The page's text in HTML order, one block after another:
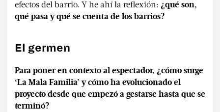
efectos del barrio. Y he ahí la reflexión: ¿qué son,
qué pasa y qué se cuenta de los barrios?
El germen
Para poner en contexto al espectador, ¿cómo surge
‘La Mala Familia’ y cómo ha evolucionado el
proyecto desde que empezó a gestarse hasta que se
terminó?